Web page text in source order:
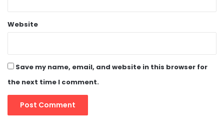
Website
Save my name, email, and website in this browser for
the next time I comment.